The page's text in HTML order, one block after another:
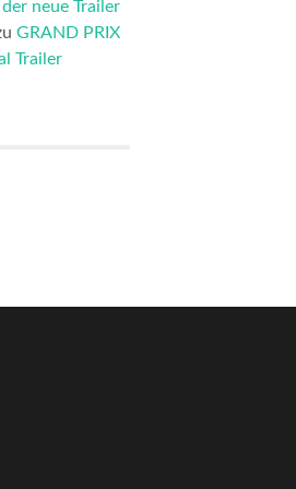
neue Trailer
GRAND PRIX
Trailer